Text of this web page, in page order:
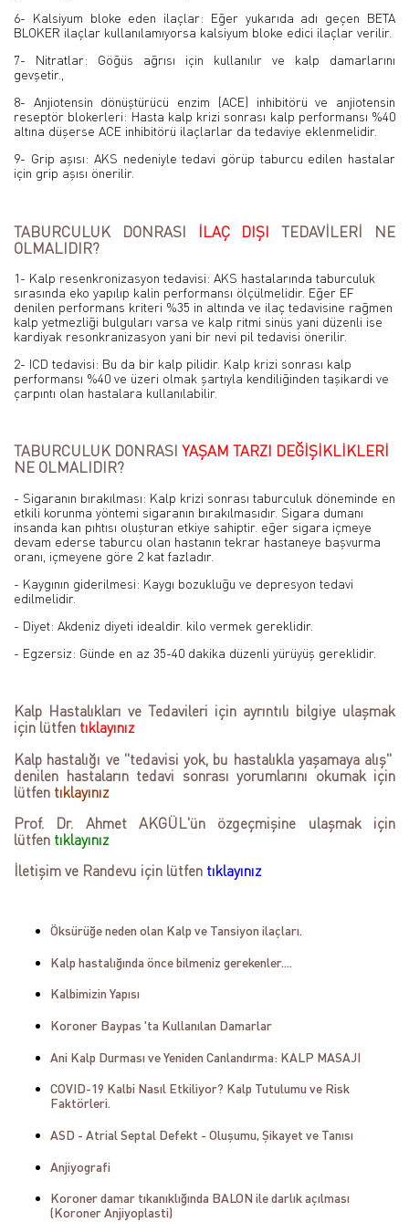
6- Kalsiyum bloke eden ilaçlar: Eğer yukarıda adı geçen BETA
BLOKER ilaçlar kullanılamıyorsa kalsiyum bloke edici ilaçlar verilir.
7- Nitratlar: Göğüs ağrısı için kullanılır ve kalp damarlarını
gevşetir.,
8- Anjiotensin dönüştürücü enzim (ACE) inhibitörü ve anjiotensin
reseptör blokerleri: Hasta kalp krizi sonrası kalp performansı %40
altına düşerse ACE inhibitörü ilaçlarlar da tedaviye eklenmelidir.
9- Grip aşısı: AKS nedeniyle tedavi görüp taburcu edilen hastalar
için grip aşısı önerilir.
TABURCULUK DONRASI İLAÇ DIŞI TEDAVİLERİ NE
OLMALIDIR?
1- Kalp resenkronizasyon tedavisi: AKS hastalarında taburculuk
sırasında eko yapılıp kalin performansı ölçülmelidir. Eğer EF
denilen performans kriteri %35 in altında ve ilaç tedavisine rağmen
kalp yetmezliği bulguları varsa ve kalp ritmi sinüs yani düzenli ise
kardiyak resonkranizasyon yani bir nevi pil tedavisi önerilir.
2- ICD tedavisi: Bu da bir kalp pilidir. Kalp krizi sonrası kalp
performansı %40 ve üzeri olmak şartıyla kendiliğinden taşikardi ve
çarpıntı olan hastalara kullanılabilir.
TABURCULUK DONRASI YAŞAM TARZI DEĞİŞİKLİKLERİ
NE OLMALIDIR?
- Sigaranın bırakılması: Kalp krizi sonrası taburculuk döneminde en
etkili korunma yöntemi sigaranın bırakılmasıdır. Sigara dumanı
insanda kan pıhtısı oluşturan etkiye sahiptir. eğer sigara içmeye
devam ederse taburcu olan hastanın tekrar hastaneye başvurma
oranı, içmeyene göre 2 kat fazladır.
- Kaygının giderilmesi: Kaygı bozukluğu ve depresyon tedavi
edilmelidir.
- Diyet: Akdeniz diyeti idealdir. kilo vermek gereklidir.
- Egzersiz: Günde en az 35-40 dakika düzenli yürüyüş gereklidir.
Kalp Hastalıkları ve Tedavileri için ayrıntılı bilgiye ulaşmak
için lütfen tıklayınız
Kalp hastalığı ve "tedavisi yok, bu hastalıkla yaşamaya alış"
denilen hastaların tedavi sonrası yorumlarını okumak için
lütfen tıklayınız
Prof. Dr. Ahmet AKGÜL'ün özgeçmişine ulaşmak için
lütfen tıklayınız
İletişim ve Randevu için lütfen tıklayınız
Öksürüğe neden olan Kalp ve Tansiyon ilaçları.
Kalp hastalığında önce bilmeniz gerekenler....
Kalbimizin Yapısı
Koroner Baypas 'ta Kullanılan Damarlar
Ani Kalp Durması ve Yeniden Canlandırma: KALP MASAJI
COVID-19 Kalbi Nasıl Etkiliyor? Kalp Tutulumu ve Risk
Faktörleri.
ASD - Atrial Septal Defekt - Oluşumu, Şikayet ve Tanısı
Anjiyografi
Koroner damar tıkanıklığında BALON ile darlık açılması
(Koroner Anjiyoplasti)